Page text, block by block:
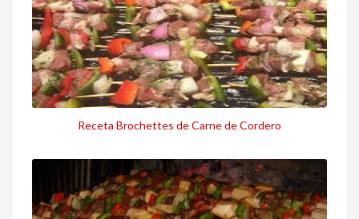
Receta Brochettes de Carne de Cordero